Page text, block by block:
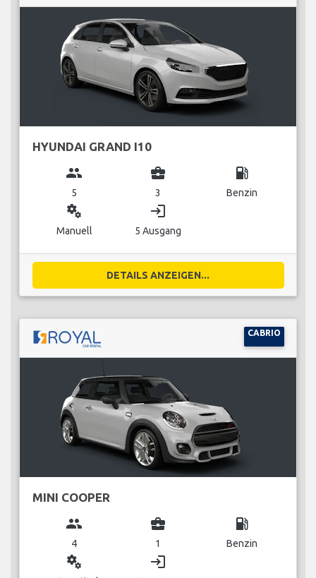
HYUNDAI GRAND I10
group
5
business_center
3
local_gas_station
Benzin
miscellaneous_services
Manuell
login
5 Ausgang
DETAILS ANZEIGEN...
CABRIO
MINI COOPER
group
4
business_center
1
local_gas_station
Benzin
miscellaneous_services login